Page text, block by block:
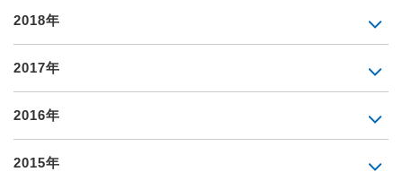
2018年
2017年
2016年
2015年